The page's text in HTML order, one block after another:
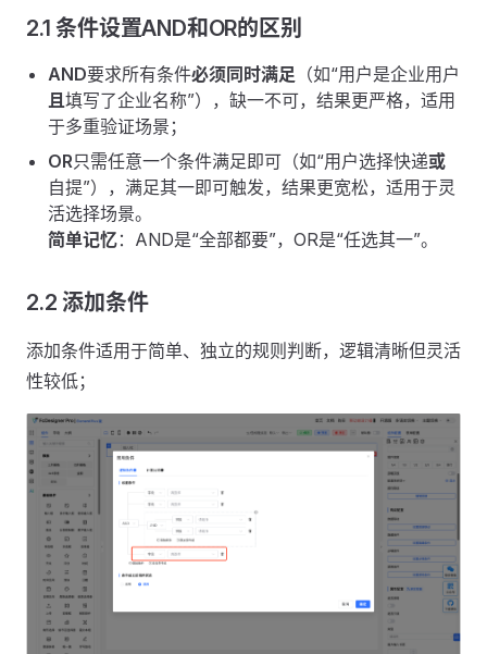
2.1 条件设置AND和OR的区别
AND要求所有条件必须同时满足 （如“用户是企业用户
且填写了企业名称”），缺一不可，结果更严格，适用
于多重验证场景；
OR只需任意一个条件满足即可（如“用户选择快递或
自提”），满足其一即可触发，结果更宽松，适用于灵
活选择场景。
简单记忆：AND是“全部都要”，OR是“任选其一”。
2.2 添加条件
添加条件适用于简单、独立的规则判断，逻辑清晰但灵活
性较低；